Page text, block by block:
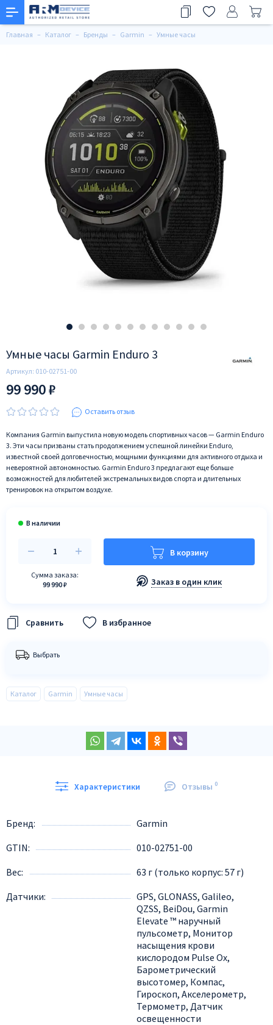
Главная Каталог Бренды Garmin Умные часы
Умные часы Garmin Enduro 3
Артикул: 010-02751-00
99 990 ₽
Оставить отзыв
Компания Garmin выпустила новую модель спортивных часов — Garmin Enduro
3. Эти часы призваны стать продолжением успешной линейки Enduro,
известной своей долговечностью, мощными функциями для активного отдыха и
невероятной автономностью. Garmin Enduro 3 предлагают еще больше
возможностей для любителей экстремальных видов спорта и длительных
тренировок на открытом воздухе.
Сумма заказа:
99 990 ₽
В корзину
Заказ в один клик
В избранное
Выбрать
Каталог Garmin Умные часы
Характеристики Отзывы 0
Бренд
Garmin
GTIN
010-02751-00
Вес
63 г (только корпус: 57 г)
Датчики
GPS, GLONASS, Galileo,
QZSS, BeiDou, Garmin
Elevate ™ наручный
пульсометр, Монитор
насыщения крови
кислородом Pulse Ox,
Барометрический
высотомер, Компас,
Гироскоп, Акселерометр,
Термометр, Датчик
освещенности